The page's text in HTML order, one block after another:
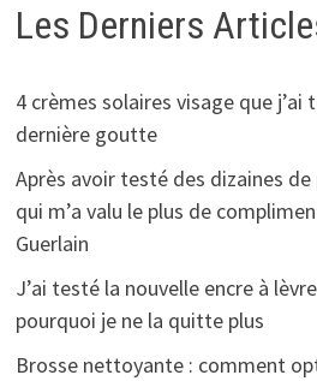
Les Derniers
4 crèmes solaires visage que j’ai
dernière goutte
Après avoir testé des dizaines
qui m’a valu le plus de
Guerlain
J’ai testé la nouvelle encre à
pourquoi je ne la quitte plus
Brosse nettoyante : comment